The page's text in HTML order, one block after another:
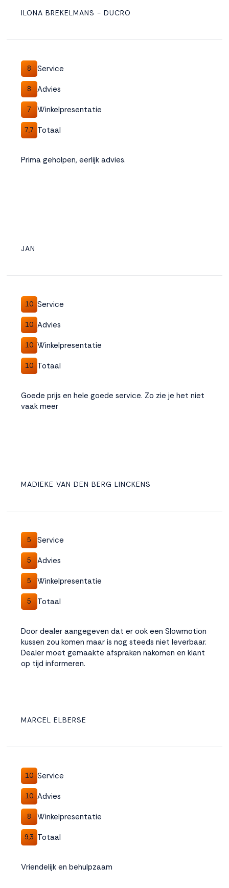
ILONA BREKELMANS - DUCRO
8 Service
8 Advies
7 Winkelpresentatie
7,7 Totaal
Prima geholpen, eerlijk advies.
JAN
10 Service
10 Advies
10 Winkelpresentatie
10 Totaal
Goede prijs en hele goede service. Zo zie je het niet
vaak meer
MADIEKE VAN DEN BERG LINCKENS
5 Service
5 Advies
5 Winkelpresentatie
5 Totaal
Door dealer aangegeven dat er ook een Slowmotion
kussen zou komen maar is nog steeds niet leverbaar.
Dealer moet gemaakte afspraken nakomen en klant
op tijd informeren.
MARCEL ELBERSE
10 Service
10 Advies
8 Winkelpresentatie
9,3 Totaal
Vriendelijk en behulpzaam